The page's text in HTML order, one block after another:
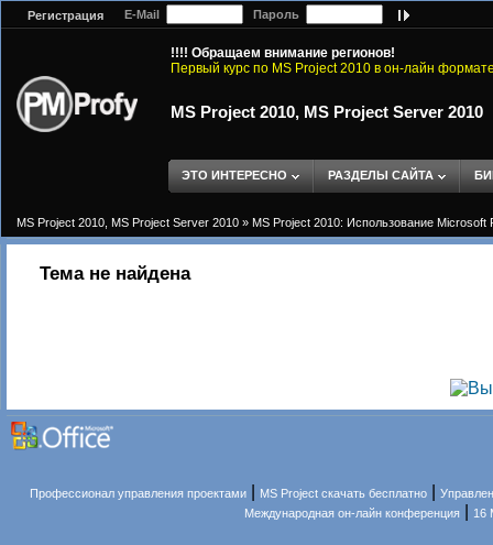
Регистрация E-Mail Пароль
!!!! Обращаем внимание регионов!
Первый курс по MS Project 2010 в он-лайн
MS Project 2010, MS Project Server 2010
ЭТО ИНТЕРЕСНО РАЗДЕЛЫ САЙТА
MS Project 2010, MS Project Server 2010 » MS Project 2010: Использование Microsoft
Тема не найдена
Профессионал управления проектами MS Project скачать бесплатно |
Международная он-лайн конференция
16